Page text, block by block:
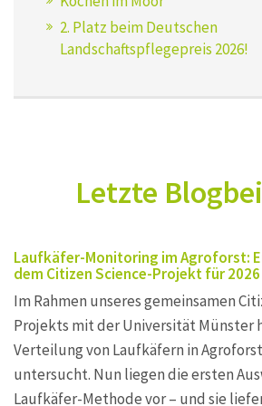
2. Platz beim Deutschen
Landschaftspflegepreis 2026!
Letzte
Laufkäfer-Monitoring im Agroforst:
dem Citizen Science-Projekt für 2026
Im Rahmen unseres gemeinsamen
Projekts mit der Universität Münster
Verteilung von Laufkäfern in
untersucht. Nun liegen die ersten
Laufkäfer-Methode vor – und sie